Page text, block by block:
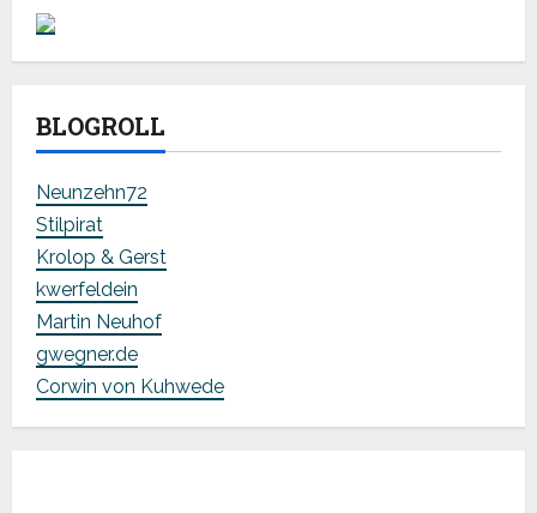
BLOGROLL
Neunzehn72
Stilpirat
Krolop & Gerst
kwerfeldein
Martin Neuhof
gwegner.de
Corwin von Kuhwede